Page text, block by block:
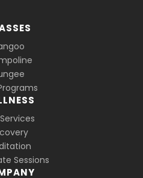
Sessions